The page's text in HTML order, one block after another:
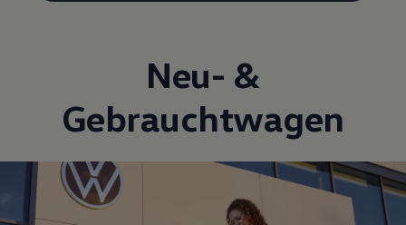
Neu- &
Gebrauchtwagen